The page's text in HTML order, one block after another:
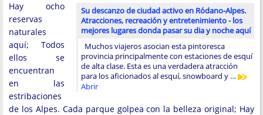
Su descanzo de ciudad activo en Ródano-Alpes.
Atracciones, recreación y entretenimiento - los
mejores lugares donda pasar su dia y noche aquí
Muchos viajeros asocian esta pintoresca
provincia principalmente con estaciones de esquí
de alta clase. Esta es una verdadera atracción
para los aficionados al esquí, snowboard y …
Abrir
Hay ocho
reservas
naturales
aquí; Todos
ellos se
encuentran
en las
estribaciones
de los Alpes. Cada parque golpea con la belleza original; Hay